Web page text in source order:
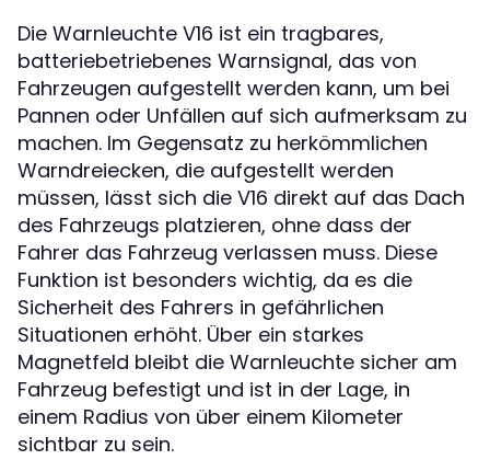
Die Warnleuchte V16 ist ein tragbares,
batteriebetriebenes Warnsignal, das von
Fahrzeugen aufgestellt werden kann, um bei
Pannen oder Unfällen auf sich aufmerksam zu
machen. Im Gegensatz zu herkömmlichen
Warndreiecken, die aufgestellt werden
müssen, lässt sich die V16 direkt auf das Dach
des Fahrzeugs platzieren, ohne dass der
Fahrer das Fahrzeug verlassen muss. Diese
Funktion ist besonders wichtig, da es die
Sicherheit des Fahrers in gefährlichen
Situationen erhöht. Über ein starkes
Magnetfeld bleibt die Warnleuchte sicher am
Fahrzeug befestigt und ist in der Lage, in
einem Radius von über einem Kilometer
sichtbar zu sein.